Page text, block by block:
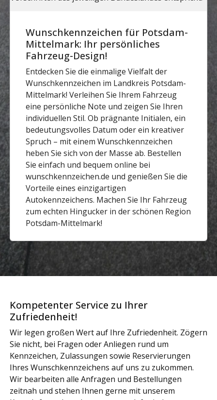
Wunschkennzeichen für Potsdam-
Mittelmark: Ihr persönliches
Fahrzeug-Design!
Entdecken Sie die einmalige Vielfalt der
Wunschkennzeichen im Landkreis Potsdam-
Mittelmark! Verleihen Sie Ihrem Fahrzeug
eine persönliche Note und zeigen Sie Ihren
individuellen Stil. Ob prägnante Initialen, ein
bedeutungsvolles Datum oder ein kreativer
Spruch – mit einem Wunschkennzeichen
heben Sie sich von der Masse ab. Bestellen
Sie einfach und bequem online bei
wunschkennzeichen.de und genießen Sie die
Vorteile eines einzigartigen
Autokennzeichens. Machen Sie Ihr Fahrzeug
zum echten Hingucker in der schönen Region
Potsdam-Mittelmark!
Kompetenter Service zu Ihrer
Zufriedenheit!
Wir legen großen Wert auf Ihre Zufriedenheit. Zögern
Sie nicht, bei Fragen oder Anliegen rund um
Kennzeichen, Zulassungen sowie Reservierungen
Ihres Wunschkennzeichens auf uns zu zukommen.
Wir bearbeiten alle Anfragen und Bestellungen
zeitnah und stehen Ihnen gerne mit unserem